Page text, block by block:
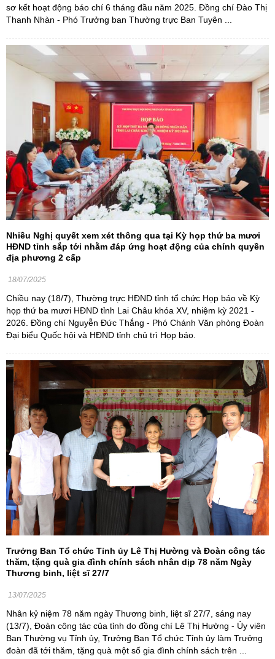
sơ kết hoạt động báo chí 6 tháng đầu năm 2025. Đồng chí Đào Thị
Thanh Nhàn - Phó Trưởng ban Thường trực Ban Tuyên ...
Nhiều Nghị quyết xem xét thông qua tại Kỳ họp thứ ba mươi
HĐND tỉnh sắp tới nhằm đáp ứng hoạt động của chính quyền
địa phương 2 cấp
18/07/2025
Chiều nay (18/7), Thường trực HĐND tỉnh tổ chức Họp báo về Kỳ
họp thứ ba mươi HĐND tỉnh Lai Châu khóa XV, nhiệm kỳ 2021 -
2026. Đồng chí Nguyễn Đức Thắng - Phó Chánh Văn phòng Đoàn
Đại biểu Quốc hội và HĐND tỉnh chủ trì Họp báo.
Trưởng Ban Tổ chức Tỉnh ủy Lê Thị Hường và Đoàn công tác
thăm, tặng quà gia đình chính sách nhân dịp 78 năm Ngày
Thương binh, liệt sĩ 27/7
13/07/2025
Nhân kỷ niệm 78 năm ngày Thương binh, liệt sĩ 27/7, sáng nay
(13/7), Đoàn công tác của tỉnh do đồng chí Lê Thị Hường - Ủy viên
Ban Thường vụ Tỉnh ủy, Trưởng Ban Tổ chức Tỉnh ủy làm Trưởng
đoàn đã tới thăm, tặng quà một số gia đình chính sách trên ...